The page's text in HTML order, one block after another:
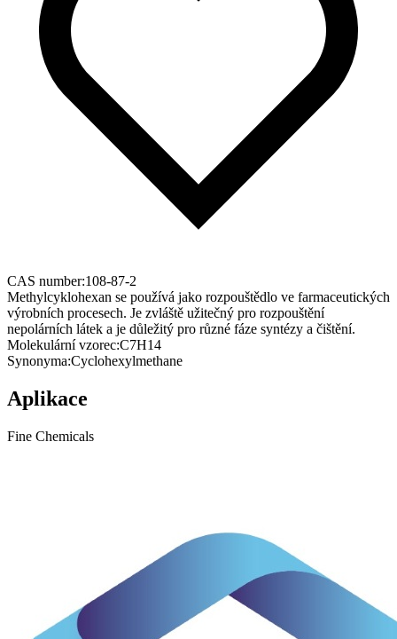
CAS number:108-87-2
Methylcyklohexan se používá jako rozpouštědlo ve farmaceutických
výrobních procesech. Je zvláště užitečný pro rozpouštění
nepolárních látek a je důležitý pro různé fáze syntézy a čištění.
Molekulární vzorec:C7H14
Synonyma:Cyclohexylmethane
Aplikace
Fine Chemicals